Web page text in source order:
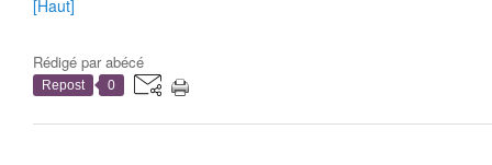
[Haut]
Rédigé parabécé
Repost 0